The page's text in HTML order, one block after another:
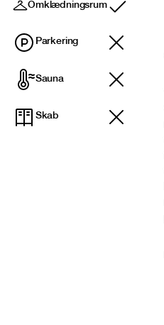
Omklædningsrum
Inkluderet
Parkering
Sauna
Skab